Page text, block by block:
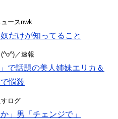
ースnwk
だけが知ってること
／速報
で話題の美人姉妹エリカ＆
悩殺
ログ
」男「チェンジで」